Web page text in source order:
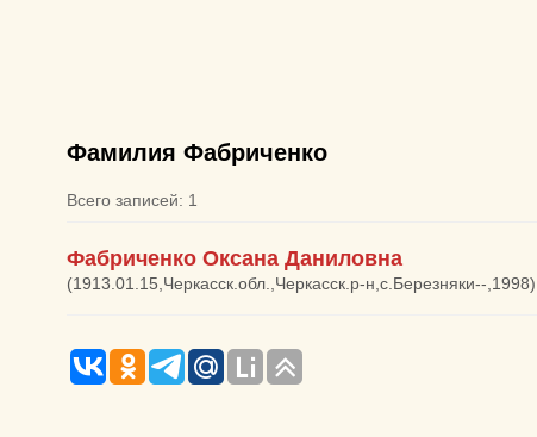
Фамилия Фабриченко
Всего записей: 1
Фабриченко Оксана Даниловна
(1913.01.15,Черкасск.обл.,Черкасск.р-н,с.Березняки--